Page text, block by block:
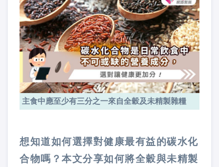
主食中應至少有三分之一來自全穀及未精製雜糧
想知道如何選擇對健康最有益的碳水化
合物嗎？本文分享如何將全穀與未精製